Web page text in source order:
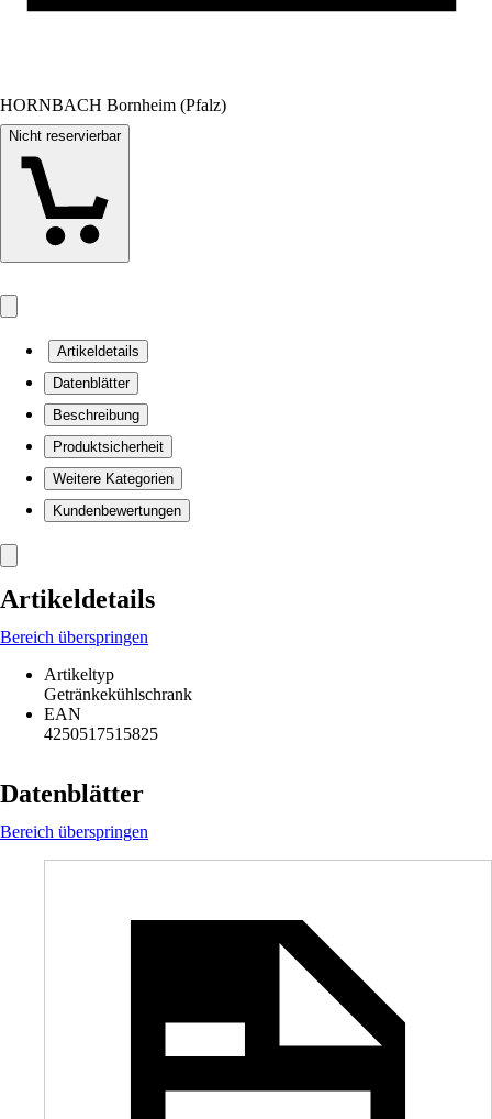
HORNBACH Bornheim (Pfalz)
Nicht reservierbar
Artikeldetails
Datenblätter
Beschreibung
Produktsicherheit
Weitere Kategorien
Kundenbewertungen
Artikeldetails
Bereich überspringen
Artikeltyp
Getränkekühlschrank
EAN
4250517515825
Datenblätter
Bereich überspringen